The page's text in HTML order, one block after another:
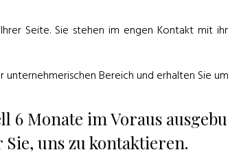
Seite. Sie stehen im engen Kontakt mit
Bereich und erhalten Sie
Monate im Voraus
uns zu kontaktieren.